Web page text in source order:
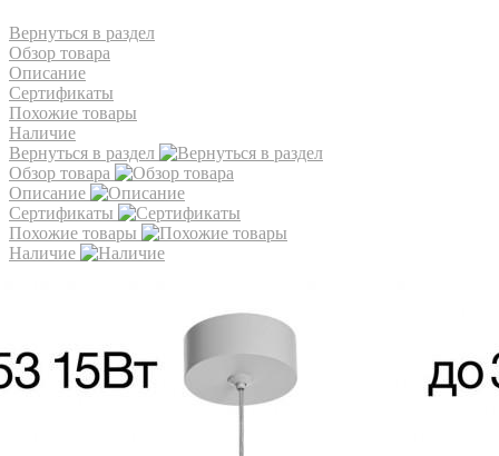
Вернуться в раздел
Обзор товара
Описание
Сертификаты
Похожие товары
Наличие
Вернуться в раздел
Обзор товара
Описание
Сертификаты
Похожие товары
Наличие